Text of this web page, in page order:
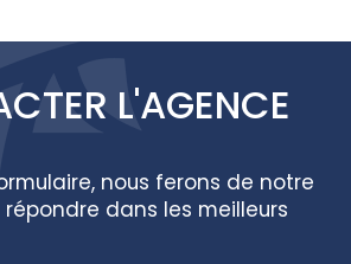
L'AGENCE
nous ferons de notre
répondre dans les meilleurs